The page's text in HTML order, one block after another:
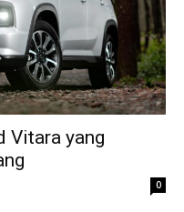
Vitara yang
0